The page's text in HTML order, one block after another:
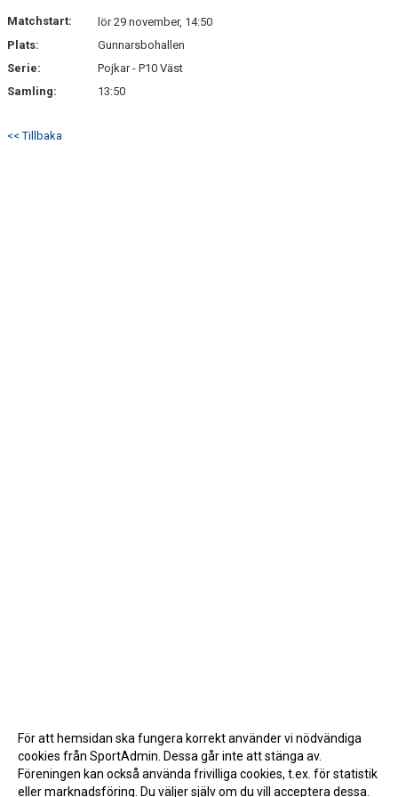
KONTAKT
Matchstart:
lör 29 november, 14:50
Plats:
Gunnarsbohallen
Serie:
Pojkar - P10 Väst
Samling:
13:50
<< Tillbaka
För att hemsidan ska fungera korrekt använder vi nödvändiga
cookies från SportAdmin. Dessa går inte att stänga av.
Föreningen kan också använda frivilliga cookies, t.ex. för statistik
eller marknadsföring. Du väljer själv om du vill acceptera dessa.